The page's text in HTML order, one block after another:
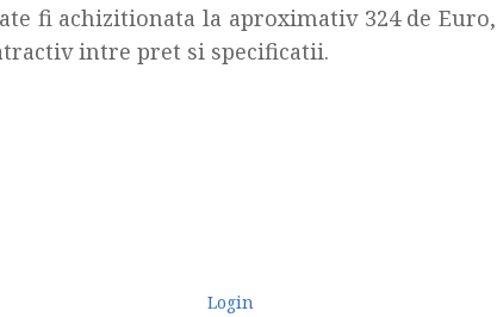
fi achizitionata la aproximativ 324 de Euro,
intre pret si specificatii.
Login